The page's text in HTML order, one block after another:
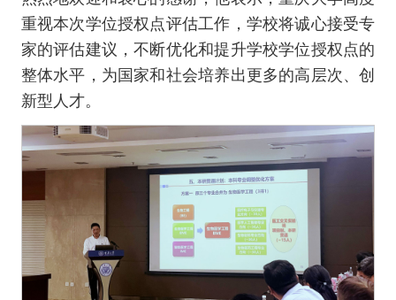
重视本次学位授权点评估工作，学校将诚心接受专
家的评估建议，不断优化和提升学校学位授权点的
整体水平，为国家和社会培养出更多的高层次、创
新型人才。